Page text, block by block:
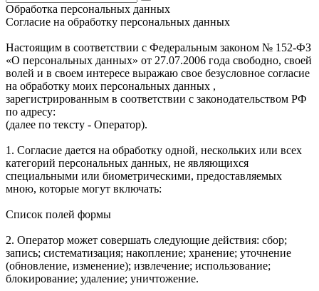
Обработка персональных данных
Согласие на обработку персональных данных
Настоящим в соответствии с Федеральным законом № 152-ФЗ
«О персональных данных» от 27.07.2006 года свободно, своей
волей и в своем интересе выражаю свое безусловное согласие
на обработку моих персональных данных ,
зарегистрированным в соответствии с законодательством РФ
по адресу:
(далее по тексту - Оператор).
1. Согласие дается на обработку одной, нескольких или всех
категорий персональных данных, не являющихся
специальными или биометрическими, предоставляемых
мною, которые могут включать:
Список полей формы
2. Оператор может совершать следующие действия: сбор;
запись; систематизация; накопление; хранение; уточнение
(обновление, изменение); извлечение; использование;
блокирование; удаление; уничтожение.